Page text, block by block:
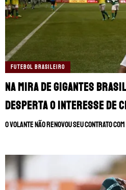
FUTEBOL BRASILEIRO
Na mira de gigantes
desperta o interesse de
O volante não renovou seu contrato